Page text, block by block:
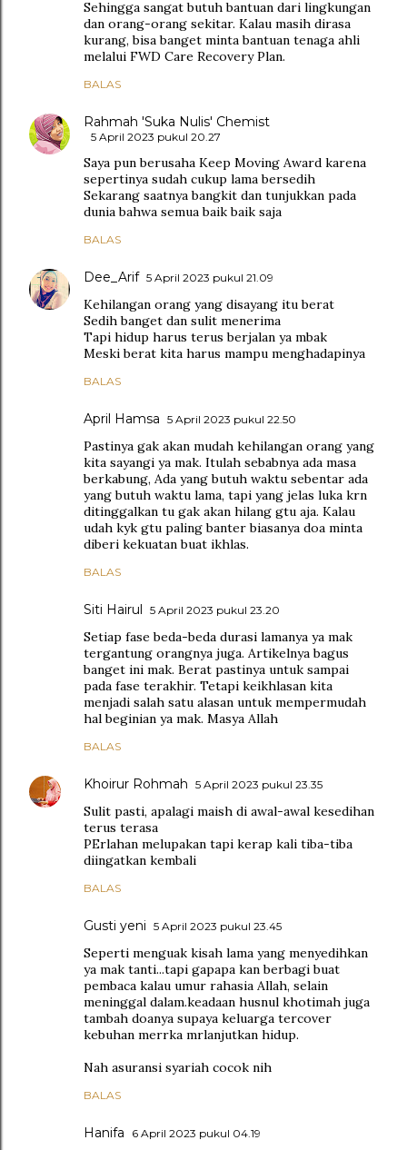
Sehingga sangat butuh bantuan dari lingkungan
dan orang-orang sekitar. Kalau masih dirasa
kurang, bisa banget minta bantuan tenaga ahli
melalui FWD Care Recovery Plan.
BALAS
Rahmah 'Suka Nulis' Chemist
5 April 2023 pukul 20.27
Saya pun berusaha Keep Moving Award karena
sepertinya sudah cukup lama bersedih
Sekarang saatnya bangkit dan tunjukkan pada
dunia bahwa semua baik baik saja
BALAS
Dee_Arif 5 April 2023 pukul 21.09
Kehilangan orang yang disayang itu berat
Sedih banget dan sulit menerima
Tapi hidup harus terus berjalan ya mbak
Meski berat kita harus mampu menghadapinya
BALAS
April Hamsa 5 April 2023 pukul 22.50
Pastinya gak akan mudah kehilangan orang yang
kita sayangi ya mak. Itulah sebabnya ada masa
berkabung, Ada yang butuh waktu sebentar ada
yang butuh waktu lama, tapi yang jelas luka krn
ditinggalkan tu gak akan hilang gtu aja. Kalau
udah kyk gtu paling banter biasanya doa minta
diberi kekuatan buat ikhlas.
BALAS
Siti Hairul 5 April 2023 pukul 23.20
Setiap fase beda-beda durasi lamanya ya mak
tergantung orangnya juga. Artikelnya bagus
banget ini mak. Berat pastinya untuk sampai
pada fase terakhir. Tetapi keikhlasan kita
menjadi salah satu alasan untuk mempermudah
hal beginian ya mak. Masya Allah
BALAS
Khoirur Rohmah 5 April 2023 pukul 23.35
Sulit pasti, apalagi maish di awal-awal kesedihan
terus terasa
PErlahan melupakan tapi kerap kali tiba-tiba
diingatkan kembali
BALAS
Gusti yeni 5 April 2023 pukul 23.45
Seperti menguak kisah lama yang menyedihkan
ya mak tanti...tapi gapapa kan berbagi buat
pembaca kalau umur rahasia Allah, selain
meninggal dalam.keadaan husnul khotimah juga
tambah doanya supaya keluarga tercover
kebuhan merrka mrlanjutkan hidup.
Nah asuransi syariah cocok nih
BALAS
Hanifa 6 April 2023 pukul 04.19